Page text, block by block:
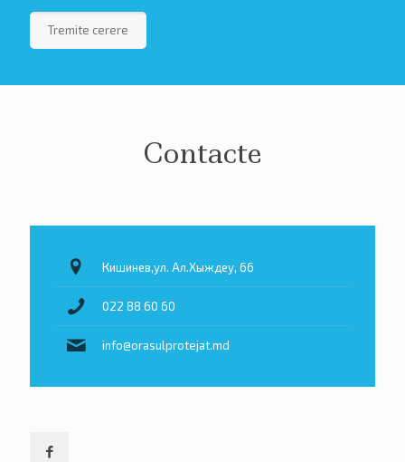
Tremite cerere
Contacte
Кишинев,ул. Ал.Хыждеу, 66
022 88 60 60
info@orasulprotejat.md